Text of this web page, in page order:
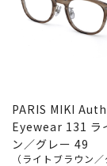
PARIS MIKI
Eyewear 131 ラ
ン／グレー 49
（ライトブラウン／